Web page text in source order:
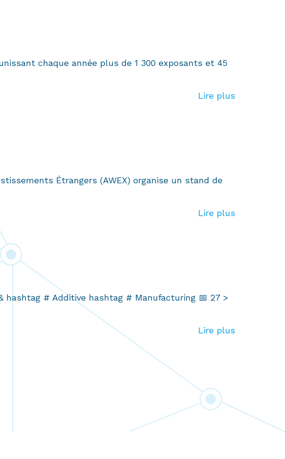
chaque année plus de 1 300 exposants et 45
Lire plus
Étrangers (AWEX) organise un stand de
Lire plus
hashtag # Additive hashtag # Manufacturing 📅 27 >
Lire plus